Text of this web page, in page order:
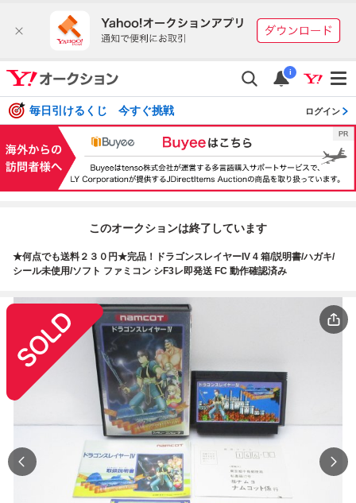
i
毎日引けるくじ 今すぐ挑戦 ログイン
このオークションは終了しています
★何点でも送料２３０円★完品！ドラゴンスレイヤーIV 4 箱/説明書/ハガキ/
シール未使用/ソフト ファミコン シF3レ即発送 FC 動作確認済み